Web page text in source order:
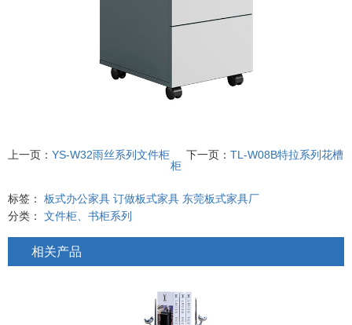
上一页： YS-W32雨丝系列文件柜 下一页： TL-W08B特拉系列花槽
柜
标签： 板式办公家具 订做板式家具 东莞板式家具厂
分类： 文件柜、书柜系列
相关产品